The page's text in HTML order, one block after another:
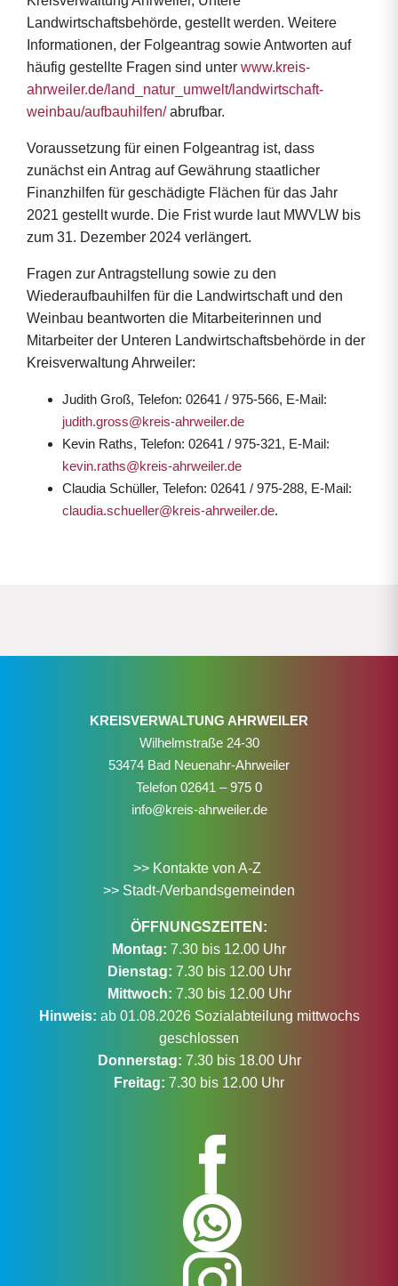
Landwirtschaftsbehörde, gestellt werden. Weitere
Informationen, der Folgeantrag sowie Antworten auf
häufig gestellte Fragen sind unter www.kreis-
ahrweiler.de/land_natur_umwelt/landwirtschaft-
weinbau/aufbauhilfen/abrufbar.
Voraussetzung für einen Folgeantrag ist, dass
zunächst ein Antrag auf Gewährung staatlicher
Finanzhilfen für geschädigte Flächen für das Jahr
2021 gestellt wurde. Die Frist wurde laut MWVLW bis
zum 31. Dezember 2024 verlängert.
Fragen zur Antragstellung sowie zu den
Wiederaufbauhilfen für die Landwirtschaft und den
Weinbau beantworten die Mitarbeiterinnen und
Mitarbeiter der Unteren Landwirtschaftsbehörde in der
Kreisverwaltung Ahrweiler:
Judith Groß, Telefon: 02641 / 975-566, E-Mail:
judith.gross@kreis-ahrweiler.de
Kevin Raths, Telefon: 02641 / 975-321, E-Mail:
kevin.raths@kreis-ahrweiler.de
Claudia Schüller, Telefon: 02641 / 975-288, E-Mail:
claudia.schueller@kreis-ahrweiler.de.
KREISVERWALTUNG AHRWEILER
Wilhelmstraße 24-30
53474 Bad Neuenahr-Ahrweiler
Telefon 02641 – 975 0
info@kreis-ahrweiler.de
>> Kontakte von A-Z
>> Stadt-/Verbandsgemeinden
ÖFFNUNGSZEITEN:
Montag: 7.30 bis 12.00 Uhr
Dienstag: 7.30 bis 12.00 Uhr
Mittwoch: 7.30 bis 12.00 Uhr
Hinweis: ab 01.08.2026 Sozialabteilung mittwochs
geschlossen
Donnerstag: 7.30 bis 18.00 Uhr
Freitag: 7.30 bis 12.00 Uhr